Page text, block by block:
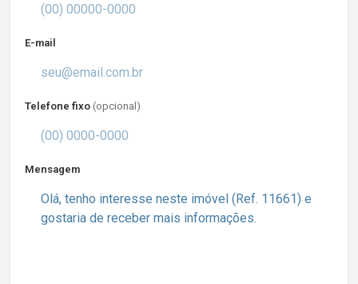
E-mail
Telefone fixo (opcional)
Mensagem